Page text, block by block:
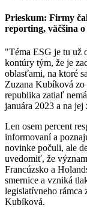
Prieskum: Firmy
reporting, väčšina o
"Téma ESG je tu už
kontúry tým, že je
oblasťami, na ktoré
Zuzana Kubíková zo
republika zatiaľ
januára 2023 a na
Len osem percent
informovaní a
novinke počuli, ale
uvedomiť, že
Francúzsko a
smernice a vzniká
legislatívneho
Kubíková.